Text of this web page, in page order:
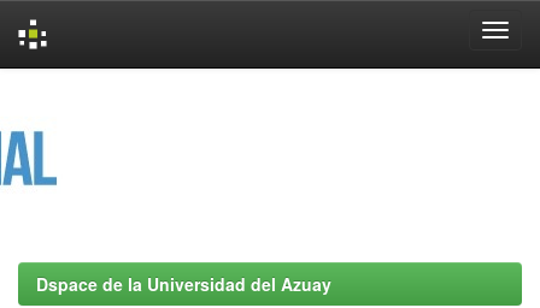
Dspace de la Universidad del Azuay